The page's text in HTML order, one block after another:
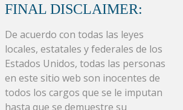
FINAL DISCLAIMER:
De acuerdo con todas las leyes
locales, estatales y federales de los
Estados Unidos, todas las personas
en este sitio web son inocentes de
todos los cargos que se le imputan
hasta que se demuestre su